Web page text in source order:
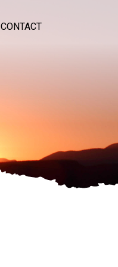
CONTACT